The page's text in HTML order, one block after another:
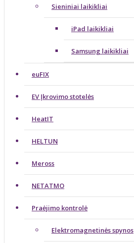
Sieniniai laikikliai
iPad laikikliai
Samsung laikikliai
euFIX
EV Įkrovimo stotelės
HeatIT
HELTUN
Meross
NETATMO
Praėjimo kontrolė
Elektromagnetinės spynos